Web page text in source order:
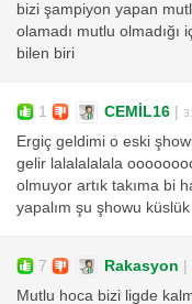
bizi şampiyon yapan
olamadı mutlu olmadığı
bilen biri
1 CEMİL16
Ergiç geldimi o eski
gelir lalalalalala
olmuyor artık takıma bi
yapalım şu şhowu
7 Rakasyon
Mutlu hoca bizi ligde